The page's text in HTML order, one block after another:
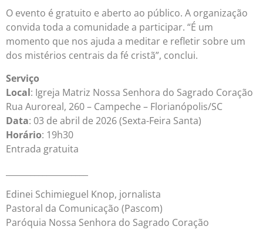
O evento é gratuito e aberto ao público. A organização
convida toda a comunidade a participar. “É um
momento que nos ajuda a meditar e refletir sobre um
dos mistérios centrais da fé cristã”, conclui.
Serviço
Local: Igreja Matriz Nossa Senhora do Sagrado Coração
Rua Auroreal, 260 – Campeche – Florianópolis/SC
Data: 03 de abril de 2026 (Sexta-Feira Santa)
Horário: 19h30
Entrada gratuita
Edinei Schimieguel Knop, jornalista
Pastoral da Comunicação (Pascom)
Paróquia Nossa Senhora do Sagrado Coração